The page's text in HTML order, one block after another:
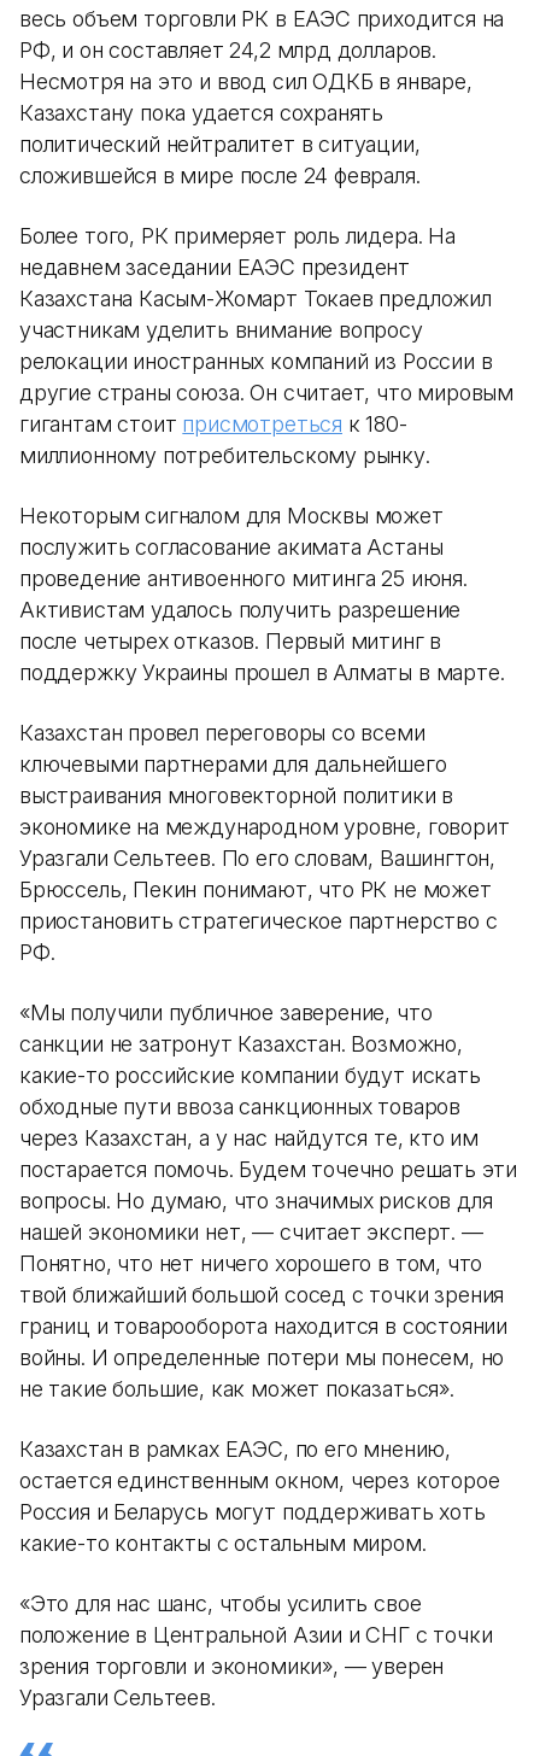
весь объем торговли РК в ЕАЭС приходится на
РФ, и он составляет 24,2 млрд долларов.
Несмотря на это и ввод сил ОДКБ в январе,
Казахстану пока удается сохранять
политический нейтралитет в ситуации,
сложившейся в мире после 24 февраля.
Более того, РК примеряет роль лидера. На
недавнем заседании ЕАЭС президент
Казахстана Касым-Жомарт Токаев предложил
участникам уделить внимание вопросу
релокации иностранных компаний из России в
другие страны союза. Он считает, что мировым
гигантам стоит присмотреться к 180-
миллионному потребительскому рынку.
Некоторым сигналом для Москвы может
послужить согласование акимата Астаны
проведение антивоенного митинга 25 июня.
Активистам удалось получить разрешение
после четырех отказов. Первый митинг в
поддержку Украины прошел в Алматы в марте.
Казахстан провел переговоры со всеми
ключевыми партнерами для дальнейшего
выстраивания многовекторной политики в
экономике на международном уровне, говорит
Уразгали Сельтеев. По его словам, Вашингтон,
Брюссель, Пекин понимают, что РК не может
приостановить стратегическое партнерство с
РФ.
«Мы получили публичное заверение, что
санкции не затронут Казахстан. Возможно,
какие-то российские компании будут искать
обходные пути ввоза санкционных товаров
через Казахстан, а у нас найдутся те, кто им
постарается помочь. Будем точечно решать эти
вопросы. Но думаю, что значимых рисков для
нашей экономики нет, — считает эксперт. —
Понятно, что нет ничего хорошего в том, что
твой ближайший большой сосед с точки зрения
границ и товарооборота находится в состоянии
войны. И определенные потери мы понесем, но
не такие большие, как может показаться».
Казахстан в рамках ЕАЭС, по его мнению,
остается единственным окном, через которое
Россия и Беларусь могут поддерживать хоть
какие-то контакты с остальным миром.
«Это для нас шанс, чтобы усилить свое
положение в Центральной Азии и СНГ с точки
зрения торговли и экономики», — уверен
Уразгали Сельтеев.